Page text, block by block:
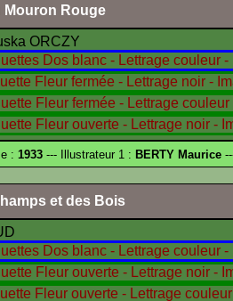
Mouron Rouge
ORCZY
: 1933 --- Illustrateur 1 : BERTY Maurice
et des Bois